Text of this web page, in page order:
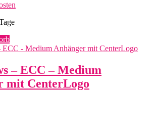
– ECC – Medium
mit CenterLogo